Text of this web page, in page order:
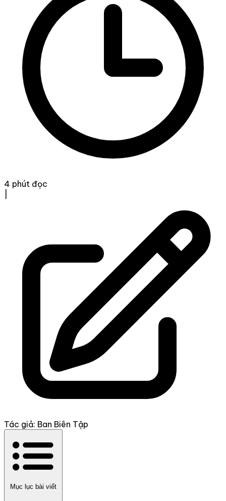
4 phút đọc
Tác giả: Ban Biên Tập
Mục lục bài viết